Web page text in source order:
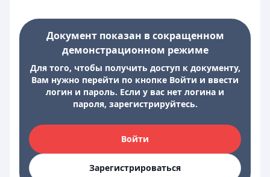
Документ показан в сокращенном
демонстрационном режиме
Для того, чтобы получить доступ к документу,
Вам нужно перейти по кнопке Войти и ввести
логин и пароль. Если у вас нет логина и
пароля, зарегистрируйтесь.
Войти
Зарегистрироваться